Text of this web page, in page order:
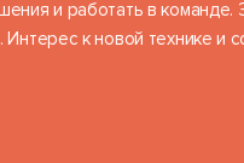
и работать в команде.
Интерес к новой технике и